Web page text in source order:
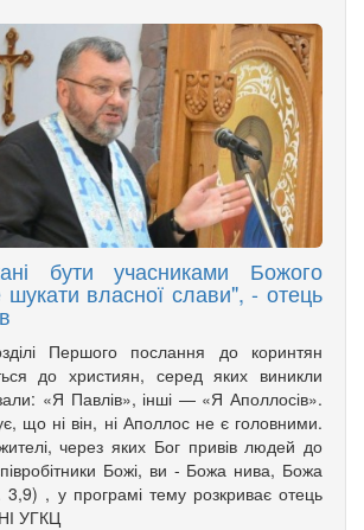
бути учасниками Божого
власної слави", - отець
Першого послання до коринтян
до християн, серед яких виникли
«Я Павлів», інші — «Я Аполлосів».
що ні він, ні Аполлос не є головними.
через яких Бог привів людей до
Божі, ви - Божа нива, Божа
3,9) , у програмі тему розкриває отець
УГКЦ